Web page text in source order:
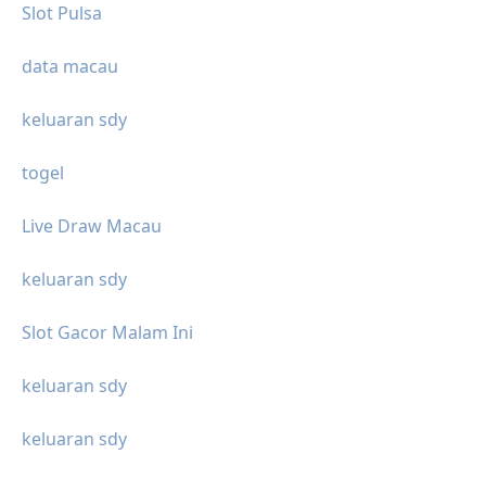
Slot Pulsa
data macau
keluaran sdy
togel
Live Draw Macau
keluaran sdy
Slot Gacor Malam Ini
keluaran sdy
keluaran sdy